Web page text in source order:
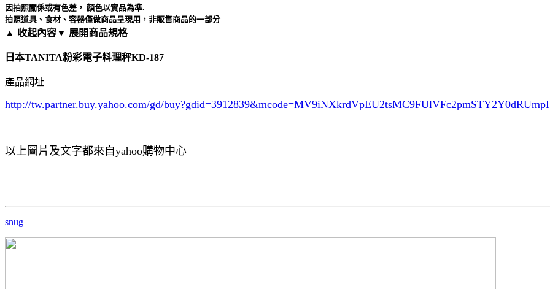
因拍照關係或有色差， 顏色以實品為準.
拍照道具、食材、容器僅做商品呈現用，非販售商品的一部分
▲ 收起內容▼ 展開商品規格
日本TANITA粉彩電子料理秤KD-187
產品網址
http://tw.partner.buy.yahoo.com/gd/buy?gdid=3912839
以上圖片及文字都來自yahoo購物中心
snug